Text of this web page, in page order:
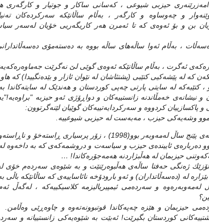
حیزبی شیوعی ، که‌سانی ساکار و جوتیار و کارگه‌ری
و چه‌وساوه‌ و کارگه‌ر ، به‌ڵام ساڵانێکه‌ سه‌رکرده‌کان
بن و بۆ ئه‌وه‌ی که‌ تا ئه‌مرن هه‌ر کاریگه‌ریی خۆیان له‌سه‌ر
، به‌ڵام ئه‌وا ساڵه‌های ساڵه‌ بووه‌ به‌ ده‌سته‌مۆی
ئه‌گرت ، به‌ڵام ساڵانێکه‌ ئه‌وه‌ی گوێی لێ نه‌گرێت
که‌ له‌ پێشه‌کیی کتێبی (پشتئاشان له‌ نێوان ئازار و بێده‌نگییدا) که‌
کتێبه‌که‌ له‌ سایتی پارتی چه‌پی کوردستان و هه‌ندێک له‌ سایته‌کاندا
نیشانه‌ی خه‌مڵاندنه‌ زانستییه‌کان و دواڕۆژی ئه‌و حیزبه‌
پاکسازییان کردووه‌ و سه‌رکردایه‌تییه‌کان گوێیان لێنه‌گرتوون:
وشه‌یه‌کی حیزب ، مه‌به‌ست له‌ حیزبی شیوعییه‌.
((له‌ چاپی يه‌كه‌می ئه‌م كتێبه‌دا كه‌ نزيكه‌ی پێنج ساڵ له‌مه‌وبه‌ر بوو(1998) ،
ده‌رباره‌ی ئايينده‌ی حيزب و سياسه‌ت و دروشمه‌كه‌ی كه‌ به‌ داخه‌وه‌
حيزبمان له‌ هه‌ڵبژاردنه‌ هه‌مه‌جۆره‌كاندا! …
ژه‌نگی حه‌فتا ساڵه‌ی هه‌ڵبوه‌رێنێت و به‌ شێوه‌ی سه‌رده‌م خۆی
له‌ (ده‌سه‌ڵاتداران) و ئه‌و بارودۆخه‌ نائاساييه‌ی كه‌ ساڵانێكه‌
له‌مه‌وبه‌ره‌وه‌ و سه‌رده‌می ئيمپيرياليزمه‌ كلاسيكييه‌كه‌ ، له‌گه‌ڵ
حيزبمان و هێزه‌ چه‌په‌كاندا قوتبوونه‌ته‌وه‌ و چاوه‌ڕێی
كوردستان بگيرێت! ئه‌بێت به‌ شێوه‌يه‌كی زانستييانه‌ و